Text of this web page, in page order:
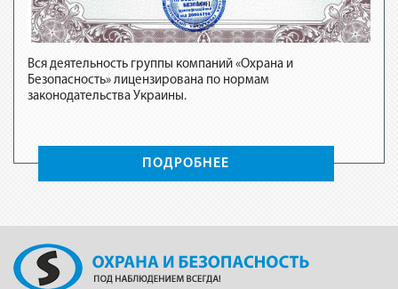
Вся деятельность группы компаний «Охрана и
Безопасность» лицензирована по нормам
законодательства Украины.
ПОДРОБНЕЕ